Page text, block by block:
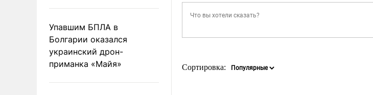
Упавшим БПЛА в
Болгарии оказался
украинский дрон-
приманка «Майя»
Сортировка: